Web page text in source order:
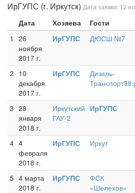
ИрГУПС (г. Иркутск) Дата заявки: 12
Дата Хозяева Гости
1
26
ноября
2017 г.
ИрГУПС ДЮСШ №7
2 10
декабря
2017 г.
ИрГУПС
Дизель-
3 28
января
2018 г.
Иркутский
ГАУ-2
ИрГУПС
4 4
февраля
2018 г.
ИрГУПС Иркут
5 4 марта
2018 г.
ИрГУПС
ФСК
«Шелехов»